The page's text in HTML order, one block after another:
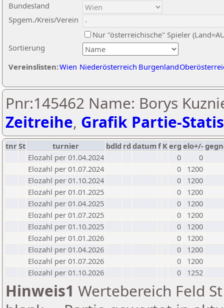
Sortierung
Bundesland
Spgem./Kreis/Verein
Nur "österreichische" Spieler
Vereinslisten:Wien Niederösterreich Burgenland
Pnr:145462 Name: Borys
Zeitreihe, Grafik Partie-
tnrSt turnier bdld rd datumf Kerg elo+/-
Elozahl per 01.04.2024
0
0
Elozahl per 01.07.2024
0
1200
Elozahl per 01.10.2024
0
1200
Elozahl per 01.01.2025
0
1200
Elozahl per 01.04.2025
0
1200
Elozahl per 01.07.2025
0
1200
Elozahl per 01.10.2025
0
1200
Elozahl per 01.01.2026
0
1200
Elozahl per 01.04.2026
0
1200
Elozahl per 01.07.2026
0
1200
Elozahl per 01.10.2026
0 1252
Hinweis1 Wertebereich Feld